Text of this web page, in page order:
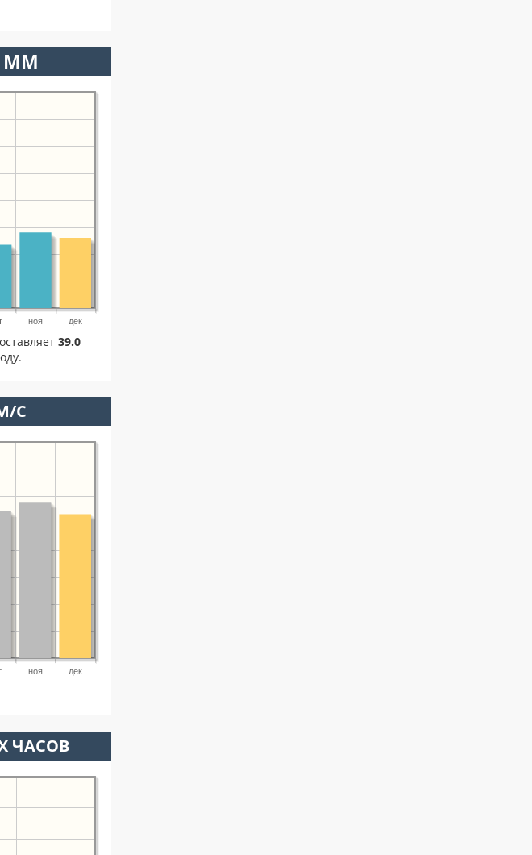
ММ
ноя дек
39.0
С
ноя дек
ЧАСОВ